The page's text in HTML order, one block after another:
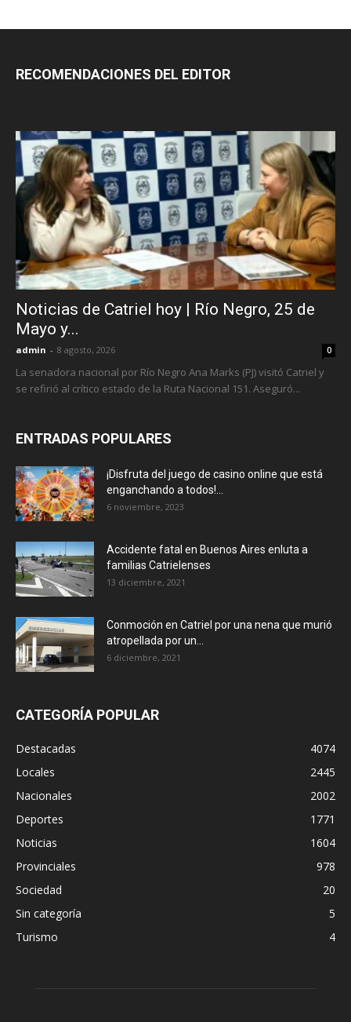
RECOMENDACIONES DEL EDITOR
Noticias de Catriel hoy | Río Negro, 25 de
Mayo y...
admin - 8 agosto, 2026 0
La senadora nacional por Río Negro Ana Marks (PJ) visitó Catriel y
se refirió al crítico estado de la Ruta Nacional 151. Aseguró...
ENTRADAS POPULARES
¡Disfruta del juego de casino online que está
enganchando a todos!...
6 noviembre, 2023
Accidente fatal en Buenos Aires enluta a
familias Catrielenses
13 diciembre, 2021
Conmoción en Catriel por una nena que murió
atropellada por un...
6 diciembre, 2021
CATEGORÍA POPULAR
Destacadas
4074
Locales
2445
Nacionales
2002
Deportes
1771
Noticias
1604
Provinciales
978
Sociedad
20
Sin categoría
5
Turismo
4